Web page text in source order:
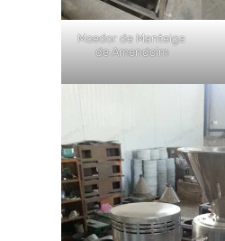
Moedor de Manteiga
de Amendoim